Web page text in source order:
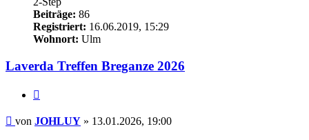
Beiträge: 86
Registriert: 16.06.2019, 15:29
Wohnort: Ulm
Laverda Treffen Breganze 2026
Beitrag
von JOHLUY » 13.01.2026, 19:00